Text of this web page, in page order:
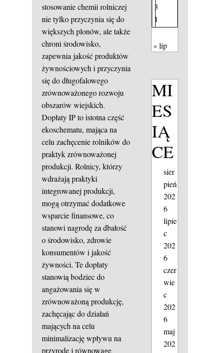
stosowanie chemii rolniczej
nie tylko przyczynia się do
większych plonów, ale także
chroni środowisko,
zapewnia jakość produktów
żywnościowych i przyczynia
się do długofalowego
zrównoważonego rozwoju
obszarów wiejskich.
Dopłaty IP to istotna część
ekoschematu, mająca na
celu zachęcenie rolników do
praktyk zrównoważonej
produkcji. Rolnicy, którzy
wdrażają praktyki
integrowanej produkcji,
mogą otrzymać dodatkowe
wsparcie finansowe, co
stanowi nagrodę za dbałość
o środowisko, zdrowie
konsumentów i jakość
żywności. Te dopłaty
stanowią bodziec do
angażowania się w
zrównoważoną produkcję,
zachęcając do działań
mających na celu
minimalizację wpływu na
przyrodę i równowagę
3
1
« lip
MI
ES
IĄ
CE
sier
pień
202
6
lipie
c
202
6
czer
wie
c
202
6
maj
202